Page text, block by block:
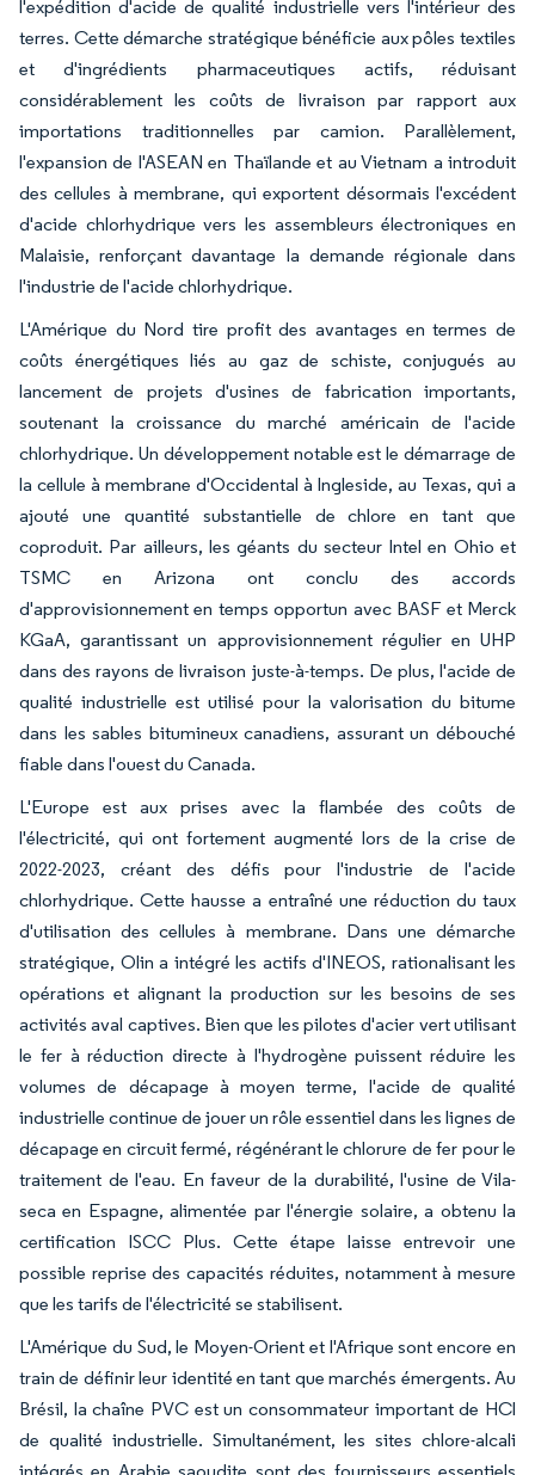
l'expédition d'acide de qualité industrielle vers l'intérieur des
terres. Cette démarche stratégique bénéficie aux pôles textiles
et d'ingrédients pharmaceutiques actifs, réduisant
considérablement les coûts de livraison par rapport aux
importations traditionnelles par camion. Parallèlement,
l'expansion de l'ASEAN en Thaïlande et au Vietnam a introduit
des cellules à membrane, qui exportent désormais l'excédent
d'acide chlorhydrique vers les assembleurs électroniques en
Malaisie, renforçant davantage la demande régionale dans
l'industrie de l'acide chlorhydrique.
L'Amérique du Nord tire profit des avantages en termes de
coûts énergétiques liés au gaz de schiste, conjugués au
lancement de projets d'usines de fabrication importants,
soutenant la croissance du marché américain de l'acide
chlorhydrique. Un développement notable est le démarrage de
la cellule à membrane d'Occidental à Ingleside, au Texas, qui a
ajouté une quantité substantielle de chlore en tant que
coproduit. Par ailleurs, les géants du secteur Intel en Ohio et
TSMC en Arizona ont conclu des accords
d'approvisionnement en temps opportun avec BASF et Merck
KGaA, garantissant un approvisionnement régulier en UHP
dans des rayons de livraison juste-à-temps. De plus, l'acide de
qualité industrielle est utilisé pour la valorisation du bitume
dans les sables bitumineux canadiens, assurant un débouché
fiable dans l'ouest du Canada.
L'Europe est aux prises avec la flambée des coûts de
l'électricité, qui ont fortement augmenté lors de la crise de
2022-2023, créant des défis pour l'industrie de l'acide
chlorhydrique. Cette hausse a entraîné une réduction du taux
d'utilisation des cellules à membrane. Dans une démarche
stratégique, Olin a intégré les actifs d'INEOS, rationalisant les
opérations et alignant la production sur les besoins de ses
activités aval captives. Bien que les pilotes d'acier vert utilisant
le fer à réduction directe à l'hydrogène puissent réduire les
volumes de décapage à moyen terme, l'acide de qualité
industrielle continue de jouer un rôle essentiel dans les lignes de
décapage en circuit fermé, régénérant le chlorure de fer pour le
traitement de l'eau. En faveur de la durabilité, l'usine de Vila-
seca en Espagne, alimentée par l'énergie solaire, a obtenu la
certification ISCC Plus. Cette étape laisse entrevoir une
possible reprise des capacités réduites, notamment à mesure
que les tarifs de l'électricité se stabilisent.
L'Amérique du Sud, le Moyen-Orient et l'Afrique sont encore en
train de définir leur identité en tant que marchés émergents. Au
Brésil, la chaîne PVC est un consommateur important de HCl
de qualité industrielle. Simultanément, les sites chlore-alcali